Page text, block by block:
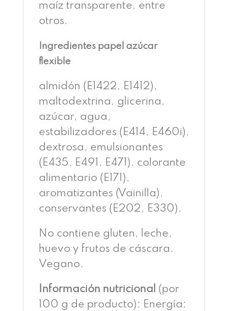
maíz transparente, entre
otros.
Ingredientes papel azúcar
flexible
almidón (E1422, E1412),
maltodextrina, glicerina,
azúcar, agua,
estabilizadores (E414, E460i),
dextrosa, emulsionantes
(E435, E491, E471), colorante
alimentario (E171),
aromatizantes (Vainilla),
conservantes (E202, E330).
No contiene gluten, leche,
huevo y frutos de cáscara.
Vegano.
Información nutricional (por
100 g de producto): Energía: